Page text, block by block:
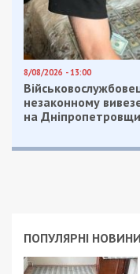
8/08/2026 - 13:00
незаконному
на
ПОПУЛЯРНІ НОВИНИ